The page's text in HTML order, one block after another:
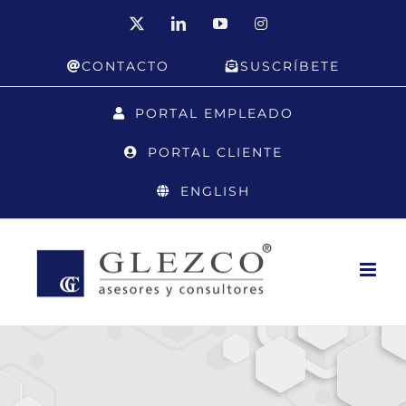
LinkedInYouTubeInstagram
CONTACTO SUSCRÍBETE
PORTAL EMPLEADO
PORTAL CLIENTE
ENGLISH